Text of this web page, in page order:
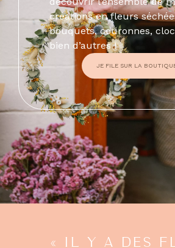
créations en fleurs
bouquets, couronnes,
bien d’autres !
JE FILE SUR LA
« IL Y A DES